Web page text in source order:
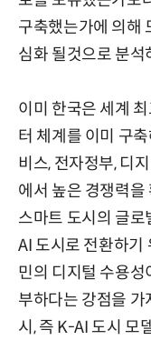
구축했는가에 의해
심화 될것으로 분석
이미 한국은 세계
터 체계를 이미 구
비스, 전자정부, 디
에서 높은 경쟁력
스마트 도시의 글
AI 도시로 전환하기
민의 디지털 수용
부하다는 강점을 가
시, 즉 K-AI 도시 모